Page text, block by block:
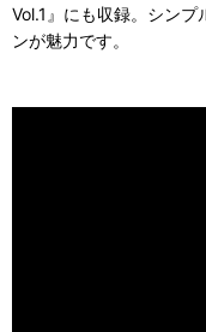
Vol.1』にも収録。シンプ
ンが魅力です。